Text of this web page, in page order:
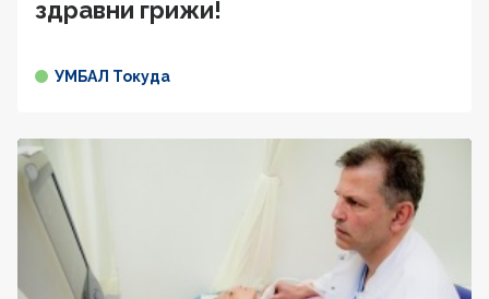
здравни грижи!
УМБАЛ Токуда